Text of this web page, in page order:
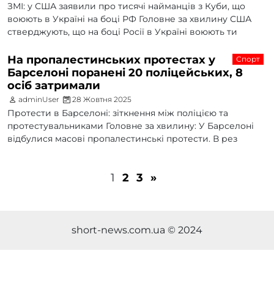
ЗМІ: у США заявили про тисячі найманців з Куби, що
воюють в Україні на боці РФ Головне за хвилину США
стверджують, що на боці Росії в Україні воюють ти
Спорт
На пропалестинських протестах у
Барселоні поранені 20 поліцейських, 8
осіб затримали
adminUser 28 Жовтня 2025
Протести в Барселоні: зіткнення між поліцією та
протестувальниками Головне за хвилину: У Барселоні
відбулися масові пропалестинські протести. В рез
1 2 3 »
short-news.com.ua © 2024